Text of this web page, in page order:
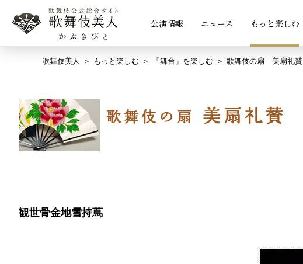
公演情報 ニュース もっと楽しむ
歌舞伎美人 もっと楽しむ 「舞台」を楽しむ 歌舞伎の扇 美扇礼賛
観世骨金地雪持蔦